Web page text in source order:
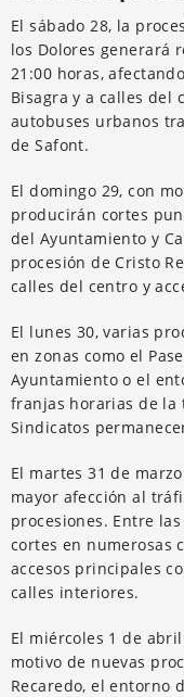
El sábado 28, la
los Dolores generará
21:00 horas,
Bisagra y a calles del
autobuses urbanos
de Safont.
El domingo 29, con
producirán cortes
del Ayuntamiento y
procesión de Cristo
calles del centro y
El lunes 30, varias
en zonas como el
Ayuntamiento o el
franjas horarias de la
Sindicatos
El martes 31 de
mayor afección al
procesiones. Entre
cortes en numerosas
accesos principales
calles interiores.
El miércoles 1 de
motivo de nuevas
Recaredo, el entorno